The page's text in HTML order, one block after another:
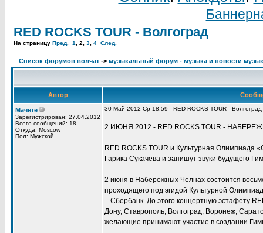
RED ROCKS TOUR - Волгоград
На страницу Пред. 1 2 3 4 След.
Список форумов волчат -> музыкальный форум - музыка и новости
Автор
Мачете
Зарегистрирован: 27.04.2012
Всего сообщений: 18
Откуда: Moscow
Пол: Мужской
30 Май 2012 Ср 18:59 RED ROCKS TOUR - Волгоград
2 ИЮНЯ 2012 - RED ROCKS TOUR -
RED ROCKS TOUR и Культурная Олимпиада
Гарика Сукачева и запишут звуки будущего
2 июня в Набережных Челнах состоится
проходящего под эгидой Культурной
– Сбербанк. До этого концертную эстафету
Дону, Ставрополь, Волгоград, Воронеж,
желающие принимают участие в создании